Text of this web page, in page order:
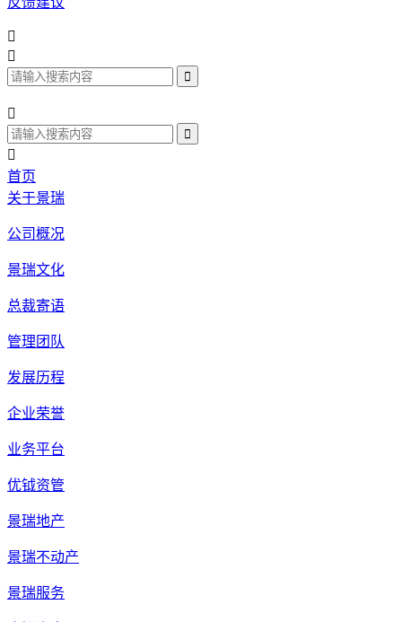




首页
关于景瑞
公司概况
景瑞文化
总裁寄语
管理团队
发展历程
企业荣誉
业务平台
优钺资管
景瑞地产
景瑞不动产
景瑞服务